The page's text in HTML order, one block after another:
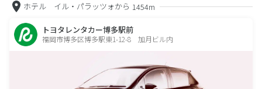
ホテル イル・パラッツォから 1454m
トヨタレンタカー博多駅前
福岡市博多区博多駅東1-12-8 加月ビル内